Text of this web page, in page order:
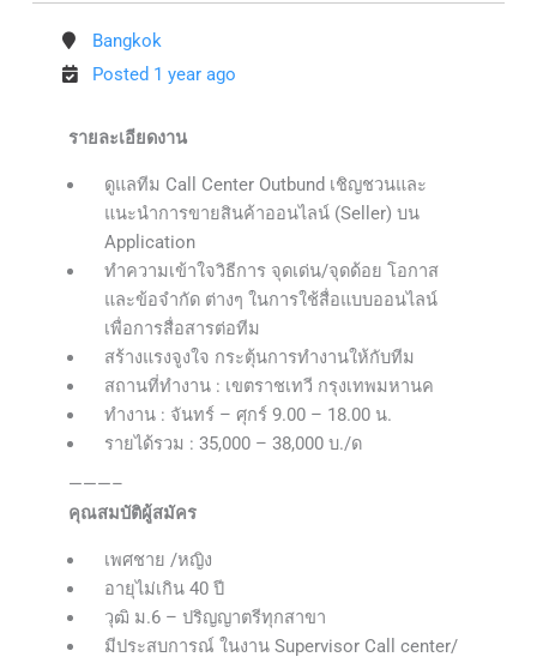
Bangkok
Posted 1 year ago
รายละเอียดงาน
ดูแลทีม Call Center Outbund เชิญชวนและ
แนะนำการขายสินค้าออนไลน์ (Seller) บน
Application
ทำความเข้าใจวิธีการ จุดเด่น/จุดด้อย โอกาส
และข้อจำกัด ต่างๆ ในการใช้สื่อแบบออนไลน์
เพื่อการสื่อสารต่อทีม
สร้างแรงจูงใจ กระตุ้นการทำงานให้กับทีม
สถานที่ทำงาน : เขตราชเทวี กรุงเทพมหานค
ทำงาน : จันทร์ – ศุกร์ 9.00 – 18.00 น.
รายได้รวม : 35,000 – 38,000 บ./ด
———–
คุณสมบัติผู้สมัคร
เพศชาย /หญิง
อายุไม่เกิน 40 ปี
วุฒิ ม.6 – ปริญญาตรีทุกสาขา
มีประสบการณ์ ในงาน Supervisor Call center/